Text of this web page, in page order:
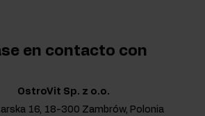
en contacto con
OstroVit Sp. z o.o.
16, 18-300 Zambrów, Polonia